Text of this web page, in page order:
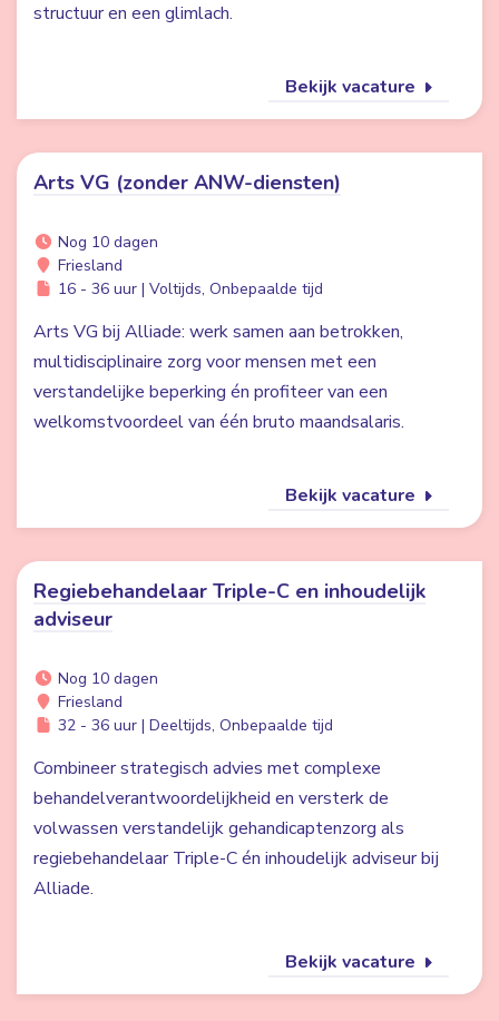
structuur en een glimlach.
Bekijk vacature
Arts VG (zonder ANW-diensten)
Nog 10 dagen
Friesland
16 - 36 uur | Voltijds, Onbepaalde tijd
Arts VG bij Alliade: werk samen aan betrokken,
multidisciplinaire zorg voor mensen met een
verstandelijke beperking én profiteer van een
welkomstvoordeel van één bruto maandsalaris.
Bekijk vacature
Regiebehandelaar Triple-C en inhoudelijk
adviseur
Nog 10 dagen
Friesland
32 - 36 uur | Deeltijds, Onbepaalde tijd
Combineer strategisch advies met complexe
behandelverantwoordelijkheid en versterk de
volwassen verstandelijk gehandicaptenzorg als
regiebehandelaar Triple-C én inhoudelijk adviseur bij
Alliade.
Bekijk vacature